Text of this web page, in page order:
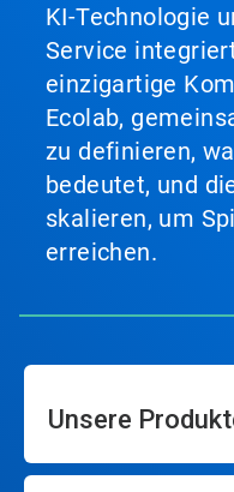
KI-Technologie
Service
einzigartige
Ecolab,
zu definieren,
bedeutet, und
skalieren, um
erreichen.
Unsere